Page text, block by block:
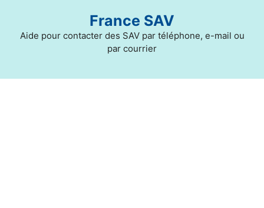
contenu
France SAV
Aide pour contacter des SAV par téléphone, e-mail ou
par courrier